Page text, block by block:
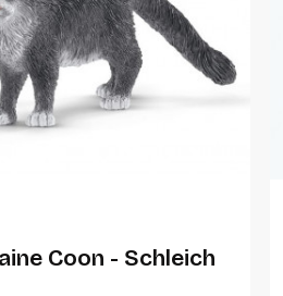
Coon - Schleich